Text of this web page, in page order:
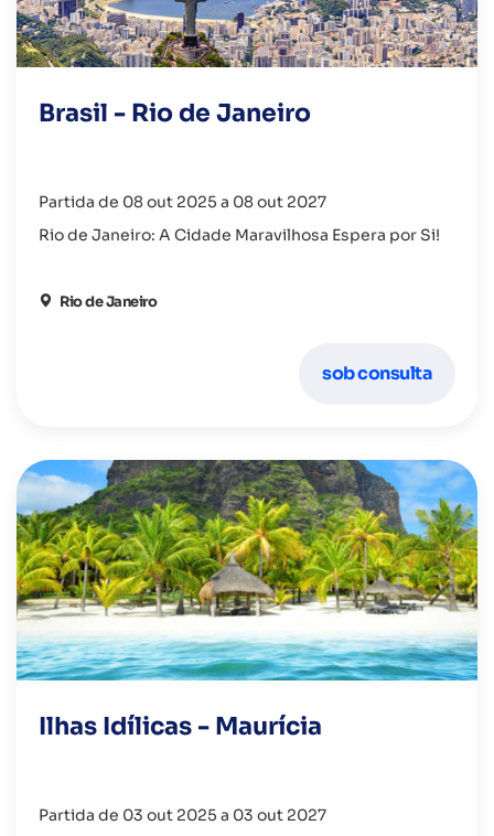
Brasil - Rio de Janeiro
Partida de 08 out 2025 a 08 out 2027
Rio de Janeiro: A Cidade Maravilhosa Espera por Si!
Rio de Janeiro
sob consulta
Ilhas Idílicas - Maurícia
Partida de 03 out 2025 a 03 out 2027